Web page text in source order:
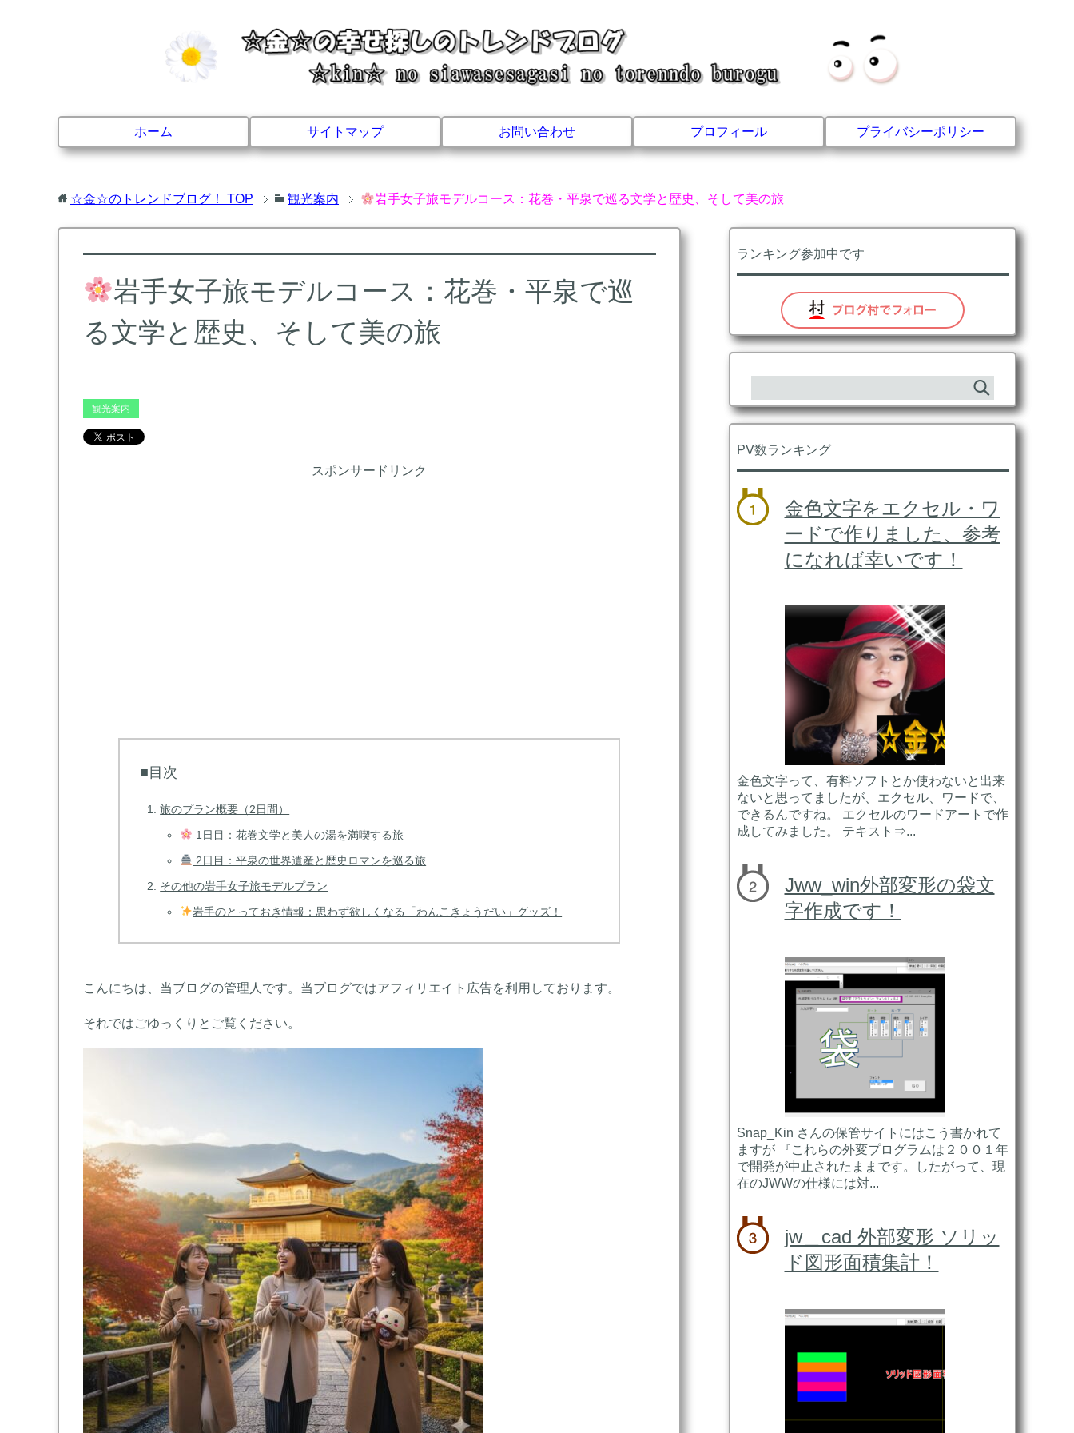
ホーム サイトマップ お問い合わせ プロフィール プライバシーポリシー
☆金☆のトレンドブログ！ TOP 観光案内 岩手女子旅モデルコース：花巻・平泉で巡る文学と歴史、そして美の旅
岩手女子旅モデルコース：花巻・平泉で巡
る文学と歴史、そして美の旅
観光案内
スポンサードリンク
■目次
旅のプラン概要（2日間）
1日目：花巻文学と美人の湯を満喫する旅
2日目：平泉の世界遺産と歴史ロマンを巡る旅
その他の岩手女子旅モデルプラン
岩手のとっておき情報：思わず欲しくなる「わんこきょうだい」グッズ！
こんにちは、当ブログの管理人です。当ブログではアフィリエイト広告を利用しております。
それではごゆっくりとご覧ください。
ランキング参加中です
PV数ランキング
金色文字をエクセル・ワ
ードで作りました、参考
になれば幸いです！
金色文字って、有料ソフトとか使わないと出来
ないと思ってましたが、エクセル、ワードで、
できるんですね。 エクセルのワードアートで作
成してみました。 テキスト⇒...
Jww_win外部変形の袋文
字作成です！
Snap_Kin さんの保管サイトにはこう書かれて
ますが 『これらの外変プログラムは２００１年
で開発が中止されたままです。したがって、現
在のJWWの仕様には対...
jw＿cad 外部変形 ソリッ
ド図形面積集計！